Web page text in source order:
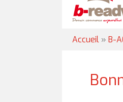
Accueil » B-